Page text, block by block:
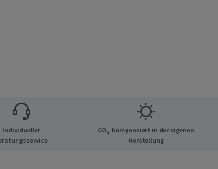
Individueller
CO₂-kompensiert in der eigenen
Herstellung